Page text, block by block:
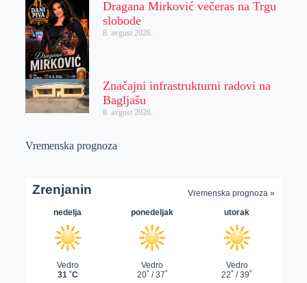
Dragana Mirković večeras na Trgu
slobode
8. avgust 2026.
Značajni infrastrukturni radovi na
Bagljašu
8. avgust 2026.
Vremenska prognoza